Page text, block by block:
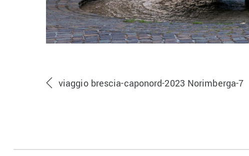
viaggio brescia-caponord-2023 Norimberga-7